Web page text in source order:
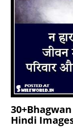
Hindi